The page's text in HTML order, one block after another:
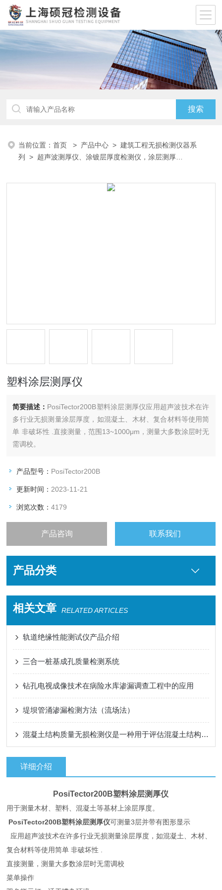
当前位置：首页 > 产品中心 >建筑工程无损检测仪器系
列
> 超声波测厚仪、涂镀层厚度检测仪，涂层测厚
塑料涂层测厚仪
简要描述： PosiTector200B塑料涂层测厚仪应用超声波技术在许
多行业无损测量涂层厚度，如混凝土、木材、复合材料等使用简
单 非破坏性 .直接测量，范围13~1000μm，测量大多数涂层时无
需调校。
产品型号： PosiTector200B
更新时间： 2023-11-21
浏览次数：4179
产品咨询 联系我们
产品分类
相关文章 RELATED ARTICLES
轨道绝缘性能测试仪产品介绍
三合一桩基成孔质量检测系统
钻孔电视成像技术在病险水库渗漏调查工程中的应用
堤坝管涌渗漏检测方法（流场法）
混凝土结构质量无损检测仪是一种用于评估混凝土结构质量和检测其内部缺陷的设备
详细介绍
PosiTector200B塑料涂层测厚仪
用于测量木材、塑料、混凝土等基材上涂层厚度。
PosiTector200B塑料涂层测厚仪可测量3层并带有图形显示
应用超声波技术在许多行业无损测量涂层厚度，如混凝土、木材、
复合材料等使用简单 非破坏性 .
直接测量，测量大多数涂层时无需调校
菜单操作